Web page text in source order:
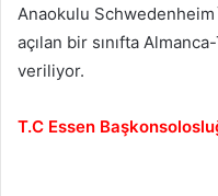
Anaokulu
açılan bir sınıfta
veriliyor.
T.C Essen